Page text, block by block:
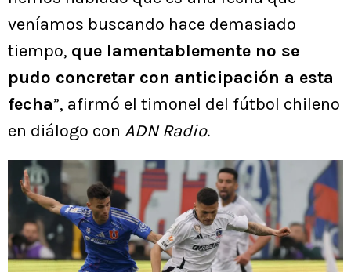
veníamos buscando hace demasiado
tiempo, que lamentablemente no se
pudo concretar con anticipación a esta
fecha”, afirmó el timonel del fútbol chileno
en diálogo con ADN Radio.